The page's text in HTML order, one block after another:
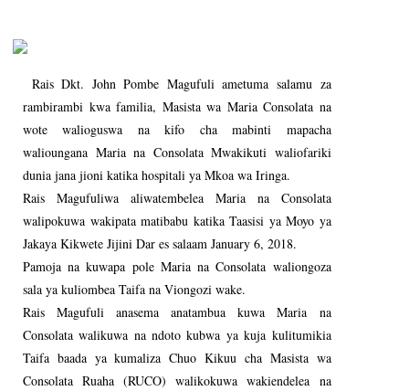
Nilitafuta Mtoto Kwa Zaidi Ya Miaka
DKT. SIMBEYE AWATAKA WAKUU WA VYUO
Rais Dkt. John Pombe Magufuli ametuma salamu za
rambirambi kwa familia, Masista wa Maria Consolata na
wote walioguswa na kifo cha mabinti mapacha
walioungana Maria na Consolata Mwakikuti waliofariki
dunia jana jioni katika hospitali ya Mkoa wa Iringa.
Rais Magufuliwa aliwatembelea Maria na Consolata
walipokuwa wakipata matibabu katika Taasisi ya Moyo ya
Jakaya Kikwete Jijini Dar es salaam January 6, 2018.
Pamoja na kuwapa pole Maria na Consolata waliongoza
sala ya kuliombea Taifa na Viongozi wake.
Rais Magufuli anasema anatambua kuwa Maria na
Consolata walikuwa na ndoto kubwa ya kuja kulitumikia
Taifa baada ya kumaliza Chuo Kikuu cha Masista wa
Consolata Ruaha (RUCO) walikokuwa wakiendelea na